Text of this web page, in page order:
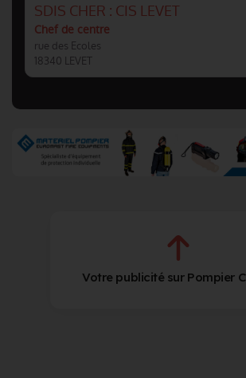
SDIS CHER : CIS LEVET
Chef de centre
rue des Ecoles
18340 LEVET
Votre publicité sur Pompier